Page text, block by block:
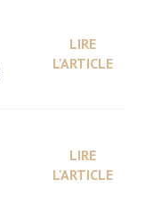
LIRE
L'ARTICLE
LIRE
L'ARTICLE